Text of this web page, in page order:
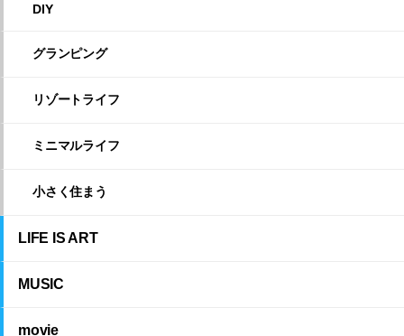
DIY
グランピング
リゾートライフ
ミニマルライフ
小さく住まう
LIFE IS ART
MUSIC
movie